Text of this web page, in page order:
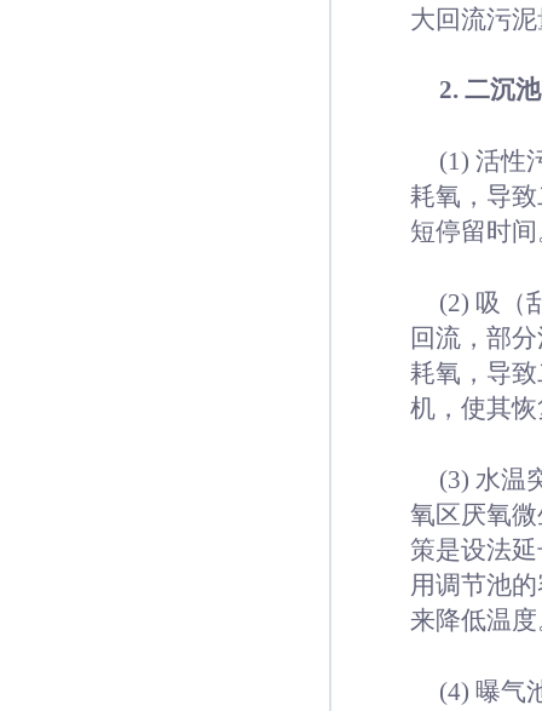
大回流污
2. 二沉
(1) 活性
耗氧，导
短停留时
(2) 吸（
回流，部
耗氧，导
机，使其
(3) 水温
氧区厌氧
策是设法
用调节池
来降低温
(4) 曝气